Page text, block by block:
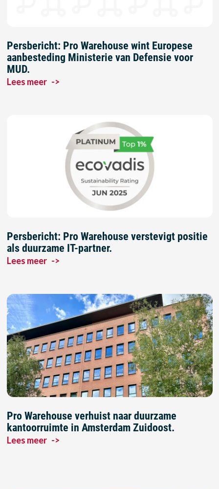
Persbericht: Pro Warehouse wint Europese
aanbesteding Ministerie van Defensie voor
MUD.
Lees meer ->
Persbericht: Pro Warehouse verstevigt positie
als duurzame IT-partner.
Lees meer ->
Pro Warehouse verhuist naar duurzame
kantoorruimte in Amsterdam Zuidoost.
Lees meer ->